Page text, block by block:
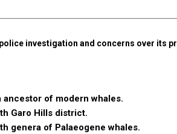
investigation and concerns over its
of modern whales.
Garo Hills district.
genera of Palaeogene whales.